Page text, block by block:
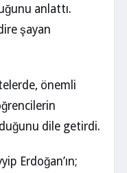
anlattı.
şayan
önemli
dile getirdi.
Erdoğan’ın;